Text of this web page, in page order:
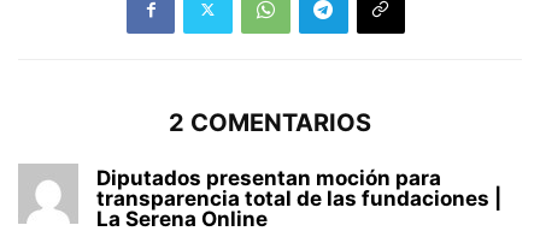
2 COMENTARIOS
Diputados presentan moción para
transparencia total de las fundaciones |
La Serena Online